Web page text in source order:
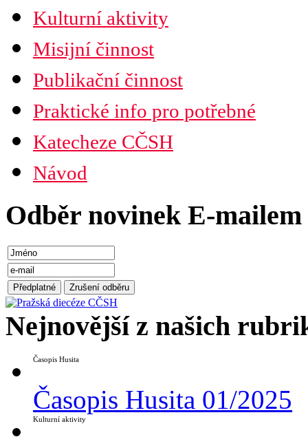
Kulturní aktivity
Misijní činnost
Publikační činnost
Praktické info pro potřebné
Katecheze CČSH
Návod
Odběr novinek E-mailem
Nejnovější z našich
Časopis Husita
Časopis Husita 01/2025
Kulturní aktivity